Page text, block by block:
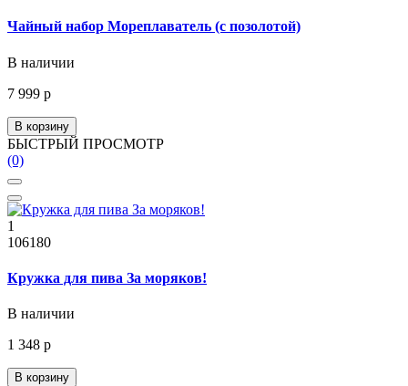
Чайный набор Мореплаватель (с позолотой)
В наличии
7 999 р
В корзину
БЫСТРЫЙ ПРОСМОТР
(0)
1
106180
Кружка для пива За моряков!
В наличии
1 348 р
В корзину